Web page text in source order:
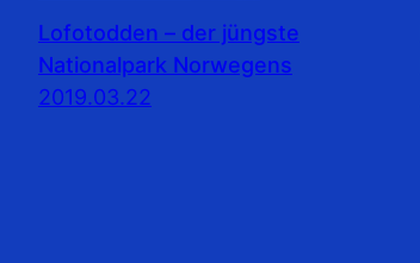
Lofotodden – der jüngste
Nationalpark Norwegens
2019.03.22